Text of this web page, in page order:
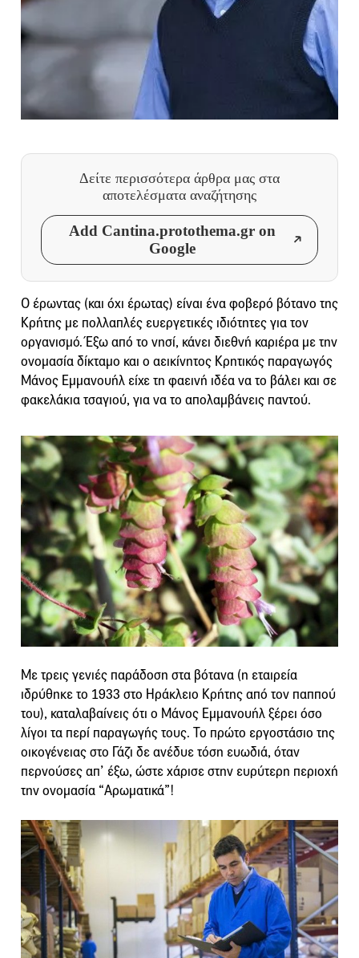
Δείτε περισσότερα άρθρα μας στα
αποτελέσματα αναζήτησης
Add Cantina.protothema.gr on
Google
Ο έρωντας (και όχι έρωτας) είναι ένα φοβερό βότανο της
Κρήτης με πολλαπλές ευεργετικές ιδιότητες για τον
οργανισμό. Έξω από το νησί, κάνει διεθνή καριέρα με την
ονομασία δίκταμο και ο αεικίνητος Κρητικός παραγωγός
Μάνος Εμμανουήλ είχε τη φαεινή ιδέα να το βάλει και σε
φακελάκια τσαγιού, για να το απολαμβάνεις παντού.
Με τρεις γενιές παράδοση στα βότανα (η εταιρεία
ιδρύθηκε το 1933 στο Ηράκλειο Κρήτης από τον παππού
του), καταλαβαίνεις ότι ο Μάνος Εμμανουήλ ξέρει όσο
λίγοι τα περί παραγωγής τους. Το πρώτο εργοστάσιο της
οικογένειας στο Γάζι δε ανέδυε τόση ευωδιά, όταν
περνούσες απ’ έξω, ώστε χάρισε στην ευρύτερη περιοχή
την ονομασία “Αρωματικά”!